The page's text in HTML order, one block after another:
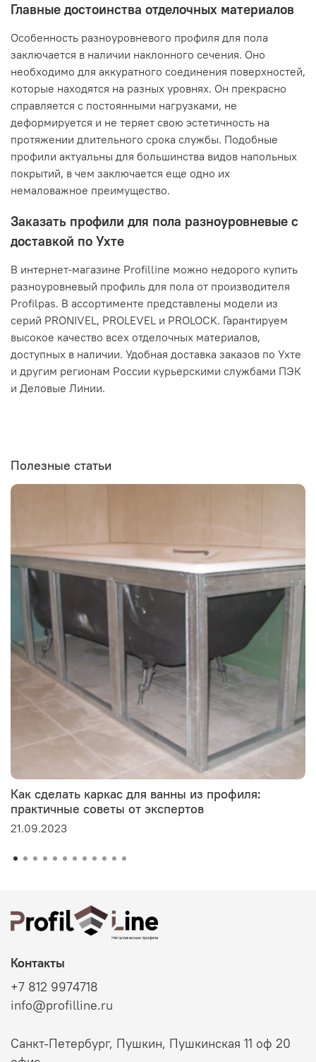
Главные достоинства отделочных материалов
Особенность разноуровневого профиля для пола
заключается в наличии наклонного сечения. Оно
необходимо для аккуратного соединения поверхностей,
которые находятся на разных уровнях. Он прекрасно
справляется с постоянными нагрузками, не
деформируется и не теряет свою эстетичность на
протяжении длительного срока службы. Подобные
профили актуальны для большинства видов напольных
покрытий, в чем заключается еще одно их
немаловажное преимущество.
Заказать профили для пола разноуровневые с
доставкой по Ухте
В интернет-магазине Profilline можно недорого купить
разноуровневый профиль для пола от производителя
Profilpas. В ассортименте представлены модели из
серий PRONIVEL, PROLEVEL и PROLOCK. Гарантируем
высокое качество всех отделочных материалов,
доступных в наличии. Удобная доставка заказов по Ухте
и другим регионам России курьерскими службами ПЭК
и Деловые Линии.
Полезные статьи
Как сделать каркас для ванны из профиля:
практичные советы от экспертов
21.09.2023
Контакты
+7 812 9974718
info@profilline.ru
Санкт-Петербург, Пушкин, Пушкинская 11 оф 20